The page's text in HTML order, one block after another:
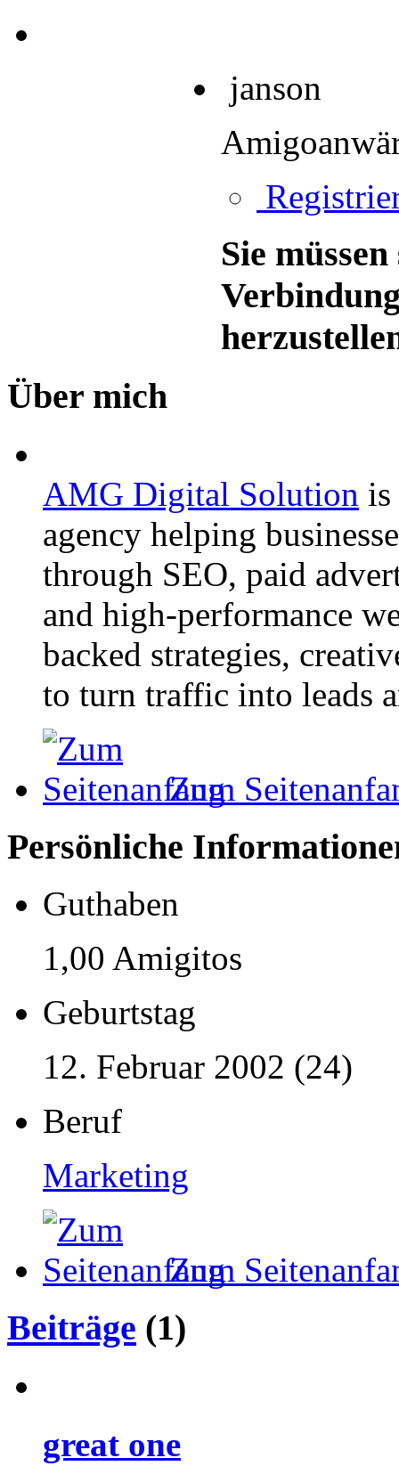
janson
Sie
Über mich
AMG Digital Solution
agency helping
through SEO, paid
and high-performance
backed strategies,
to turn traffic into leads
Zum
Persönliche
Guthaben
1,00 Amigitos
Geburtstag
12. Februar 2002 (24)
Beruf
Marketing
Zum
Beiträge (1)
great one